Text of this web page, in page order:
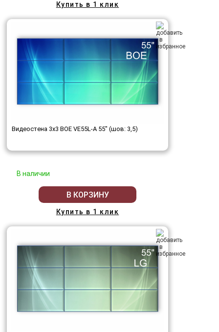
Купить в 1 клик
Видеостена 3x3 BOE VE55L-A 55" (шов: 3,5)
В наличии
В КОРЗИНУ
Купить в 1 клик